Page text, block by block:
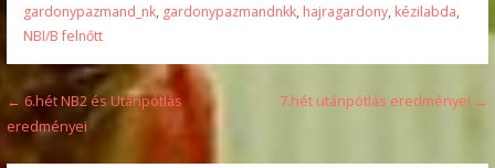
gardonypazmand_nk, gardonypazmandnkk, hajragardony, kézilabda,
NBI/B felnőtt
Bejegyzés
navigáció
← 6.hét NB2 és Utánpótlás
eredményei
7.hét utánpótlás eredményei →